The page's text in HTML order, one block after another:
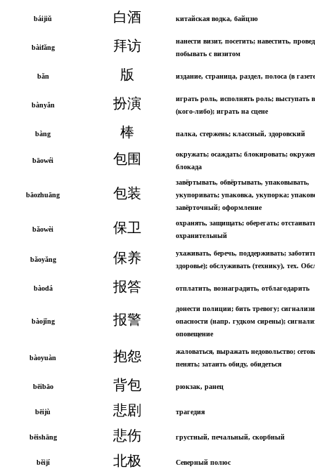
báijiǔ 白酒 китайская водка, байцзю
bàifǎng 拜访
нанести визит, посетить; навестить,
побывать с визитом
bǎn 版 издание, страница, раздел, полоса (в
bànyǎn 扮演
играть роль, исполнять роль; выступать
(кого-либо); играть на сцене
bàng 棒 палка, стержень; классный, здоровский
bāowéi 包围
окружать; осаждать; блокировать;
блокада
bāozhuāng 包装
завёртывать, обвёртывать, упаковывать,
укупоривать; упаковка, укупорка;
завёрточный; оформление
bǎowèi 保卫
охранять, защищать; оберегать;
охранительный
bǎoyǎng 保养
ухаживать, беречь, поддерживать;
здоровье); обслуживать (технику), тех.
bàodá 报答 отплатить, вознаградить, отблагодарить
bàojǐng 报警
донести полиции; бить тревогу;
опасности (напр. гудком сирены);
оповещение
bàoyuàn 抱怨
жаловаться, выражать недовольство;
пенять; затаить обиду, обидеться
bēibāo 背包 рюкзак, ранец
bēijù 悲剧 трагедия
bēishāng 悲伤 грустный, печальный, скорбный
běijí 北极 Северный полюс